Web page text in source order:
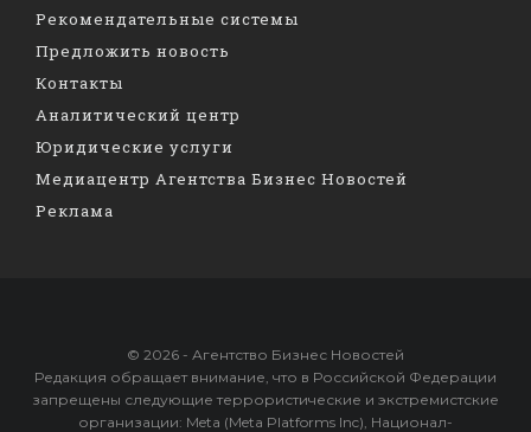
Рекомендательные системы
Предложить новость
Контакты
Аналитический центр
Юридические услуги
Медиацентр Агентства Бизнес Новостей
Реклама
© 2026 - Агентство Бизнес Новостей
Редакция обращает внимание, что в Российской Федерации
запрещены следующие террористические и экстремистские
организации: Meta (Meta Platforms Inc), Национал-